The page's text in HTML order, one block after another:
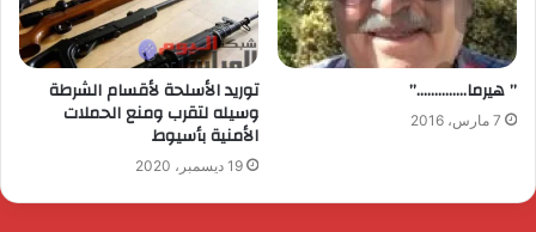
” هيرما…………..”
7 مارس، 2016
توريد الأسلحة لأقسام الشرطة
وسيله لتقرب ومنع الحملات
الأمنية بأسيوط
19 ديسمبر، 2020